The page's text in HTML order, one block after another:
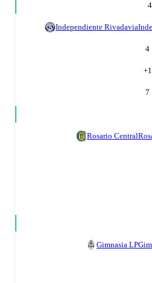
4
Independiente Rivadavia
4
+1
7
Rosario Central
Gimnasia LP